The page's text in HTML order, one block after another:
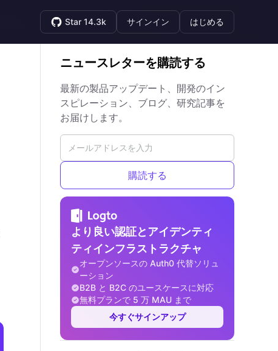
Star 14.3k サインイン はじめる
ニュースレターを購読する
最新の製品アップデート、開発のイン
スピレーション、ブログ、研究記事を
お届けします。
購読する
より良い認証とアイデンティ
ティインフラストラクチャ
オープンソースの Auth0 代替ソリュ
ーション
B2B と B2C のユースケースに対応
無料プランで 5 万 MAU まで
今すぐサインアップ